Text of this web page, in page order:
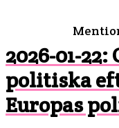
2026-01-
politiska
Europas